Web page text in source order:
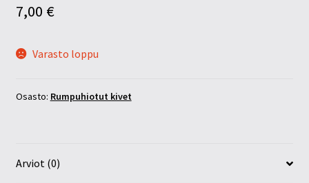
7,00 €
Varasto loppu
Osasto: Rumpuhiotut kivet
Arviot (0)